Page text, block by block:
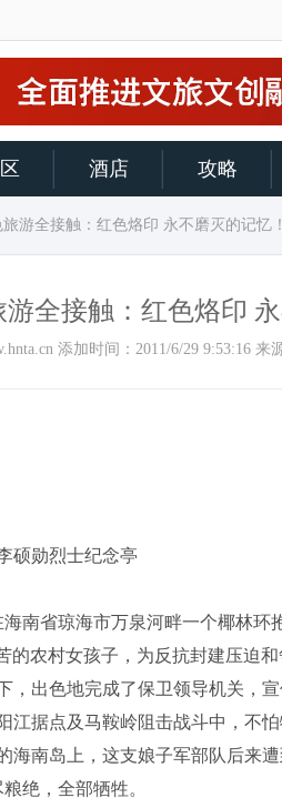
酒店 攻略
游全接触：红色烙印 永不磨灭的记忆！
全接触：红色烙印
添加时间：2011/6/29 9:53:16 来
硕勋烈士纪念亭
南省琼海市万泉河畔一个椰林环
的农村女孩子，为反抗封建压迫
，出色地完成了保卫领导机关，
江据点及马鞍岭阻击战斗中，不
海南岛上，这支娘子军部队后来
绝，全部牺牲。